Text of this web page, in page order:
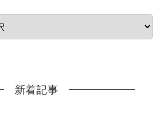
新着記事